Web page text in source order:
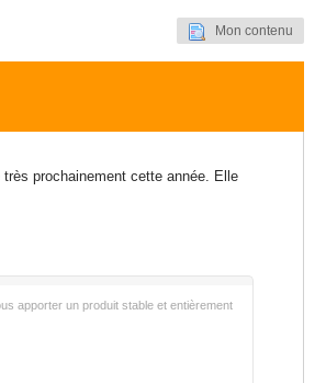
Mon contenu
prochainement cette année. Elle
apporter un produit stable et entièrement